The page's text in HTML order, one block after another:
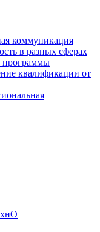
коммуникация
в разных сферах
программы
квалификации от